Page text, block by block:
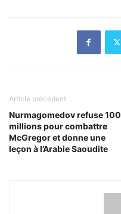
Article précédent
Nurmagomedov refuse 100
millions pour combattre
McGregor et donne une
leçon à l’Arabie Saoudite